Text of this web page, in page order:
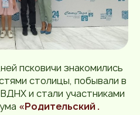
псковичи знакомились
столицы, побывали в
и стали участниками
«Родительский .